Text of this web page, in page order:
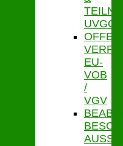
UVGO
OFFENE
EU-
VOB
/
VGV